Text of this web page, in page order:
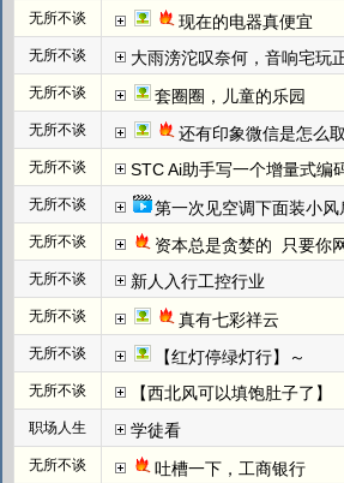
无所不谈 现在的电器真便宜
无所不谈 大雨滂沱叹奈何，音响宅玩
无所不谈 套圈圈，儿童的乐园
无所不谈 还有印象微信是怎么
无所不谈 STC Ai助手写一个增量式编
无所不谈 第一次见空调下面装小风
无所不谈 资本总是贪婪的  只要你
无所不谈 新人入行工控行业
无所不谈 真有七彩祥云
无所不谈 【红灯停绿灯行】～
无所不谈 【西北风可以填饱肚子了】
职场人生 学徒看
无所不谈 吐槽一下，工商银行